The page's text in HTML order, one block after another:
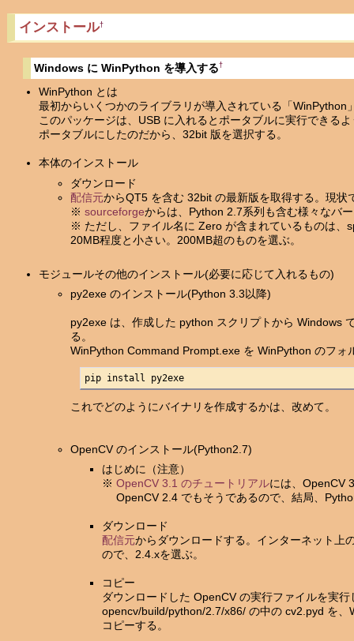
インストール†
Windows に WinPython を導入する†
WinPython とは
最初からいくつかのライブラリが導入されている「WinPython
このパッケージは、USB に入れるとポータブルに実行できる
ポータブルにしたのだから、32bit 版を選択する。
本体のインストール
ダウンロード
配信元からQT5 を含む 32bit の最新版を取得する。現状
※ sourceforgeからは、Python 2.7系列も含む様々なバ
※ ただし、ファイル名に Zero が含まれているものは、
20MB程度と小さい。200MB超のものを選ぶ。
モジュールその他のインストール(必要に応じて入れるもの)
py2exe のインストール(Python 3.3以降)
py2exe は、作成した python スクリプトから Windows
る。
WinPython Command Prompt.exe を WinPython のフ
pip install py2exe
これでどのようにバイナリを作成するかは、改めて。
OpenCV のインストール(Python2.7)
はじめに（注意）
※ OpenCV 3.1 のチュートリアルには、OpenCV
OpenCV 2.4 でもそうであるので、結局、
ダウンロード
配信元からダウンロードする。インターネット上
ので、2.4.xを選ぶ。
コピー
ダウンロードした OpenCV の実行ファイルを実
opencv/build/python/2.7/x86/ の中の cv2.pyd を
コピーする。